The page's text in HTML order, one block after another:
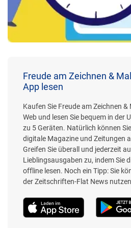
Freude am Zeichnen &
App lesen
Kaufen Sie Freude am Zeichnen
Web und lesen Sie bequem in der
zu 5 Geräten. Natürlich können
digitale Magazine und Zeitungen
Greifen Sie überall und jederzeit
Lieblingsausgaben zu, indem Sie
offline lesen. Noch ein Tipp: Sie
der Zeitschriften-Flat News